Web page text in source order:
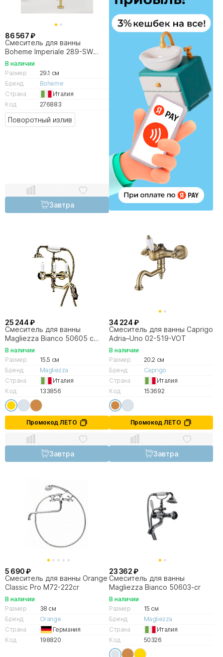
86 567 ₽
Смеситель для ванны
Boheme Imperiale 289-SW
золото
В наличии
Размер
29.1 см
Бренд
Boheme
Страна
Италия
Код
276883
Поворотный излив
Завтра
25 244 ₽
Смеситель для ванны
Magliezza Bianco 50605 с
лейкой TL-4 золото
В наличии
Размер
15.5 см
Бренд
Magliezza
Страна
Италия
Код
133856
Промокод ЛЕТО
Завтра
34 224 ₽
Смеситель для ванны Caprigo
Adria–Uno 02-519-VOT
В наличии
Размер
20.2 см
Бренд
Caprigo
Страна
Италия
Код
153692
Промокод ЛЕТО
Завтра
5 690 ₽
Смеситель для ванны Orange
Classic Pro M72-222cr
В наличии
Размер
38 см
Бренд
Orange
Страна
Германия
Код
198820
23 362 ₽
Смеситель для ванны
Magliezza Bianco 50603-cr
В наличии
Размер
15 см
Бренд
Magliezza
Страна
Италия
Код
50326